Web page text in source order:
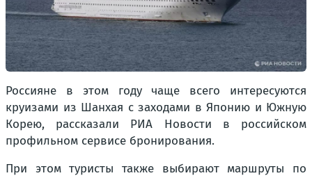
Россияне в этом году чаще всего интересуются
круизами из Шанхая с заходами в Японию и Южную
Корею, рассказали РИА Новости в российском
профильном сервисе бронирования.
При этом туристы также выбирают маршруты по